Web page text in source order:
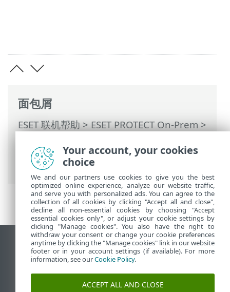
面包屑
ESET 联机帮助>ESET PROTECT On-Prem>
PROTECT On-Prem 主菜单 >更多>计算机
用户> 添加新用户
查看桌面站点
End of Life
ESET 知识库
Your account, your cookies
choice
We and our partners use cookies to give you the best
optimized online experience, analyze our website traffic,
and serve you with personalized ads. You can agree to the
collection of all cookies by clicking "Accept all and close",
decline all non-essential cookies by choosing "Accept
essential cookies only", or adjust your cookie settings by
clicking "Manage cookies". You also have the right to
withdraw your consent or change your cookie preferences
anytime by clicking the "Manage cookies" link in our website
footer or in your account settings (if available). For more
information, see ourCookie Policy.
ACCEPT ALL AND CLOSE